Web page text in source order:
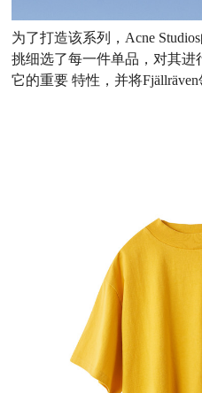
为了打造该系列，Acne
挑细选了每一件单品，对其进
它的重要 特性，并将Fjällräven